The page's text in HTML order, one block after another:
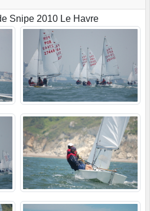
Snipe 2010 Le Havre